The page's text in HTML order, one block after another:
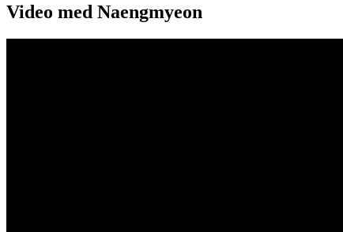
Video med Naengmyeon